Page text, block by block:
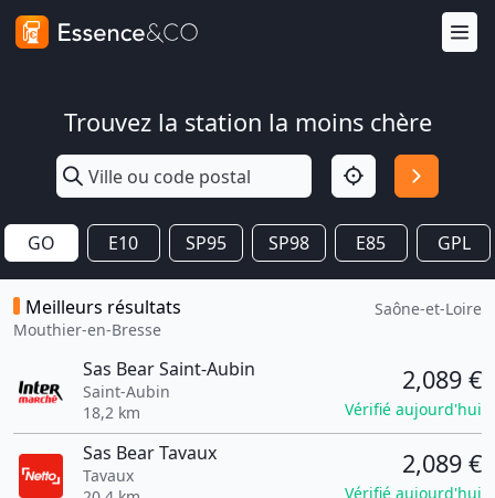
Trouvez la station la moins chère
GO E10 SP95 SP98 E85 GPL
Meilleurs résultats
Mouthier-en-Bresse
Saône-et-Loire
Sas Bear Saint-Aubin
Saint-Aubin
18,2 km
2,089 €
Vérifié aujourd'hui
Sas Bear Tavaux
Tavaux
2,089 €
Vérifié aujourd'hui